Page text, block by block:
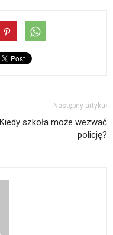
Następny artykuł
Kiedy szkoła może wezwać
policję?